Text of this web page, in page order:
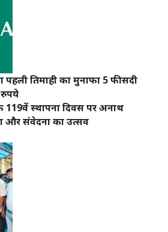
तिमाही का मुनाफा 5 फीसदी
स्थापना दिवस पर अनाथ
और संवेदना का उत्सव